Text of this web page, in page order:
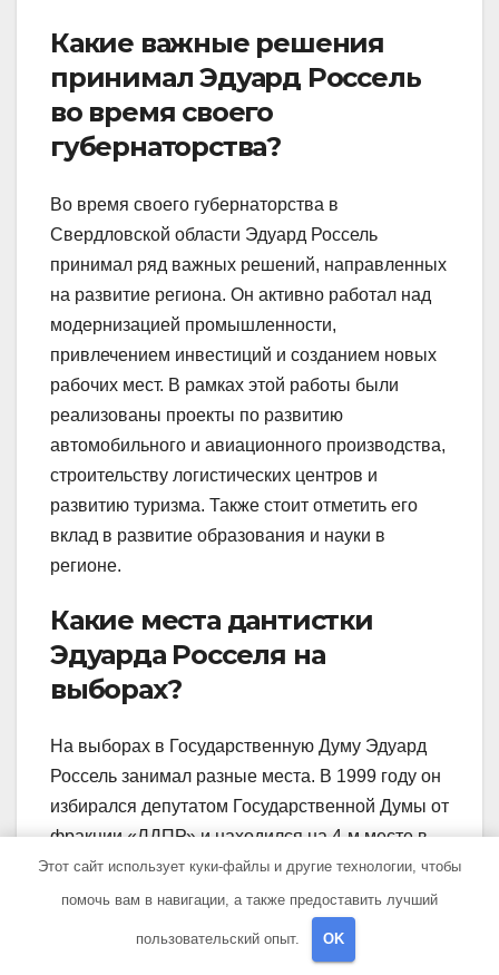
Какие важные решения
принимал Эдуард Россель
во время своего
губернаторства?
Во время своего губернаторства в
Свердловской области Эдуард Россель
принимал ряд важных решений, направленных
на развитие региона. Он активно работал над
модернизацией промышленности,
привлечением инвестиций и созданием новых
рабочих мест. В рамках этой работы были
реализованы проекты по развитию
автомобильного и авиационного производства,
строительству логистических центров и
развитию туризма. Также стоит отметить его
вклад в развитие образования и науки в
регионе.
Какие места дантистки
Эдуарда Росселя на
выборах?
На выборах в Государственную Думу Эдуард
Россель занимал разные места. В 1999 году он
избирался депутатом Государственной Думы от
фракции «ЛДПР» и находился на 4-м месте в
списке кандидатов этой партии. В 2003 году он
снова был избран депутатом Государственной
Думы, но уже от партии «Единая Россия» и
занимал 8-е место в списке. В последующие
Этот сайт использует куки-файлы и другие технологии, чтобы
помочь вам в навигации, а также предоставить лучший
пользовательский опыт. OK